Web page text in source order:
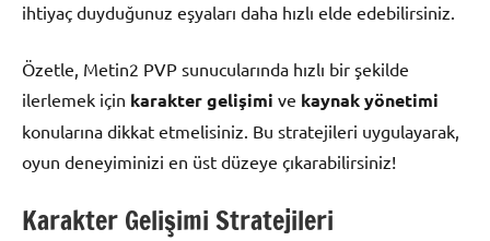
ihtiyaç duyduğunuz eşyaları daha hızlı elde edebilirsiniz.
Özetle, Metin2 PVP sunucularında hızlı bir şekilde
ilerlemek için karakter gelişimi ve kaynak yönetimi
konularına dikkat etmelisiniz. Bu stratejileri uygulayarak,
oyun deneyiminizi en üst düzeye çıkarabilirsiniz!
Karakter Gelişimi Stratejileri